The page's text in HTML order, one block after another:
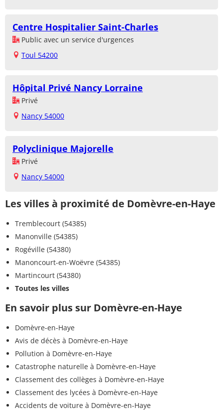
Centre Hospitalier Saint-Charles
Public avec un service d'urgences
Toul 54200
Hôpital Privé Nancy Lorraine
Privé
Nancy 54000
Polyclinique Majorelle
Privé
Nancy 54000
Les villes à proximité de Domèvre-en-Haye
Tremblecourt (54385)
Manonville (54385)
Rogéville (54380)
Manoncourt-en-Woëvre (54385)
Martincourt (54380)
Toutes les villes
En savoir plus sur Domèvre-en-Haye
Domèvre-en-Haye
Avis de décès à Domèvre-en-Haye
Pollution à Domèvre-en-Haye
Catastrophe naturelle à Domèvre-en-Haye
Classement des collèges à Domèvre-en-Haye
Classement des lycées à Domèvre-en-Haye
Accidents de voiture à Domèvre-en-Haye